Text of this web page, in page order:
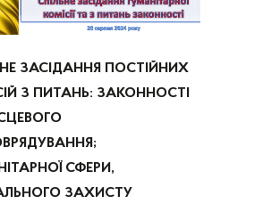
ЗАСІДАННЯ ПОСТІЙНИХ
З ПИТАНЬ: ЗАКОННОСТІ
СФЕРИ,
ЗАХИСТУ